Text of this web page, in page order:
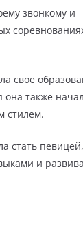
звонкому и
свое
она также
стилем.
стать
и